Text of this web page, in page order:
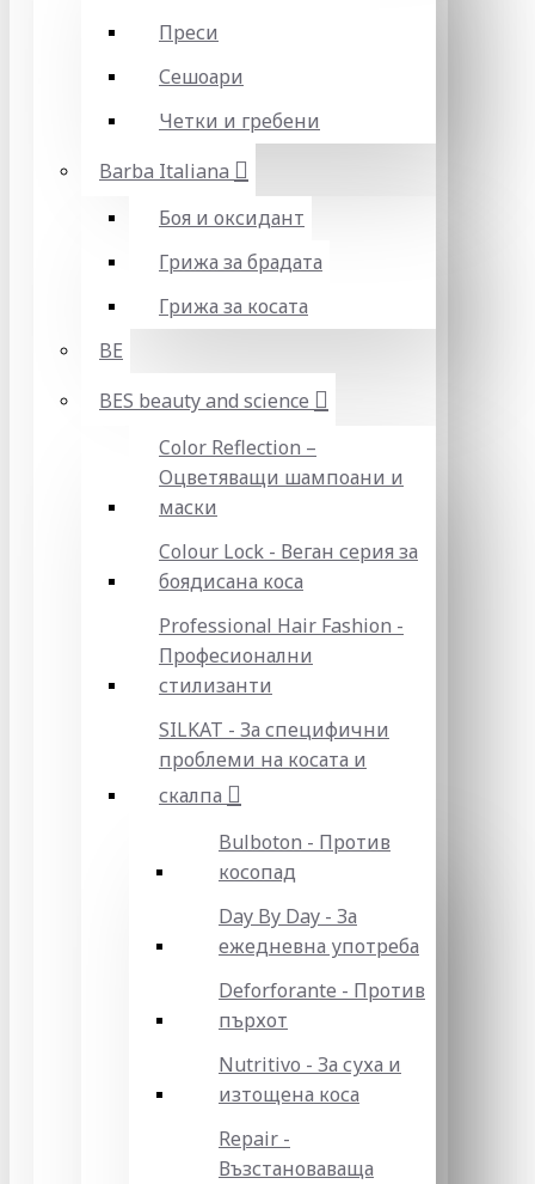
Преси
Сешоари
Четки и гребени
Barba Italiana
Боя и оксидант
Грижа за брадата
Грижа за косата
BE
BES beauty and science
Color Reflection –
Оцветяващи шампоани и
маски
Colour Lock - Веган серия за
боядисана коса
Professional Hair Fashion -
Професионални
стилизанти
SILKAT - За специфични
проблеми на косата и
скалпа
Bulboton - Против
косопад
Day By Day - За
ежедневна употреба
Deforforante - Против
пърхот
Nutritivo - За суха и
изтощена коса
Repair -
Възстановаваща